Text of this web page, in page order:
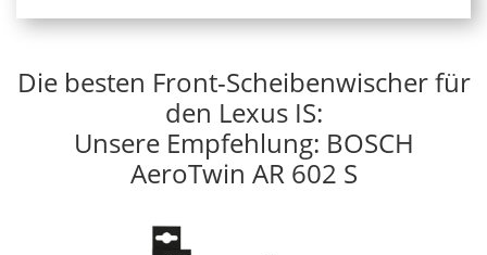
Die besten Front-Scheibenwischer für
den Lexus IS:
Unsere Empfehlung: BOSCH
AeroTwin AR 602 S